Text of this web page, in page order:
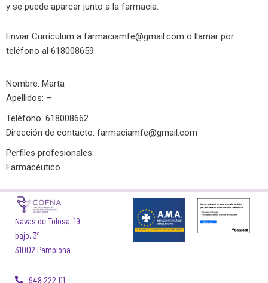
y se puede aparcar junto a la farmacia.
Enviar Currículum a farmaciamfe@gmail.com o llamar por
teléfono al 618008659
Nombre: Marta
Apellidos: –
Teléfono: 618008662
Dirección de contacto: farmaciamfe@gmail.com
Perfiles profesionales:
Farmacéutico
Navas de Tolosa, 19
bajo, 3º
31002 Pamplona
948 222 111